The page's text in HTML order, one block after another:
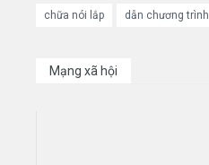
chữa nói lắp dẫn chương trình
Mạng xã hội